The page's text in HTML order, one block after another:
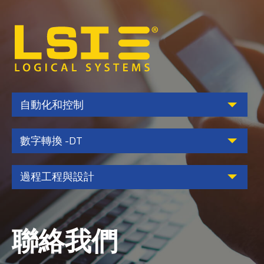
Logical
Systems,
Inc
自動化和控制
數字轉換 -DT
過程工程與設計
聯絡我們